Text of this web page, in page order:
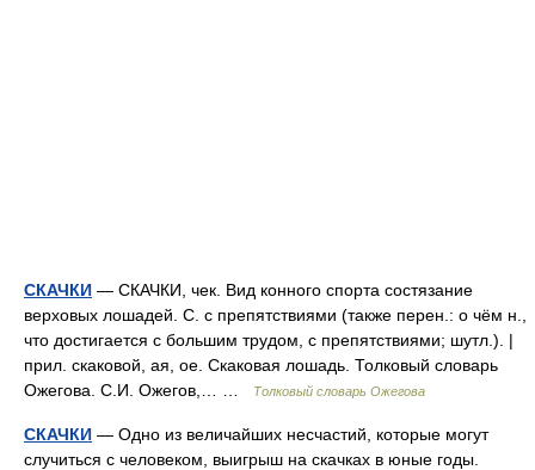
СКАЧКИ — СКАЧКИ, чек. Вид конного спорта состязание
верховых лошадей. С. с препятствиями (также перен.: о чём н.,
что достигается с большим трудом, с препятствиями; шутл.). |
прил. скаковой, ая, ое. Скаковая лошадь. Толковый словарь
Ожегова. С.И. Ожегов,… …
Толковый словарь Ожегова
СКАЧКИ — Одно из величайших несчастий, которые могут
случиться с человеком, выигрыш на скачках в юные годы.